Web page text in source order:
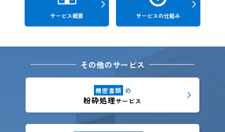
サービス概要 サービスの仕組み
その他のサービス
機密書類 の
粉砕処理サービス